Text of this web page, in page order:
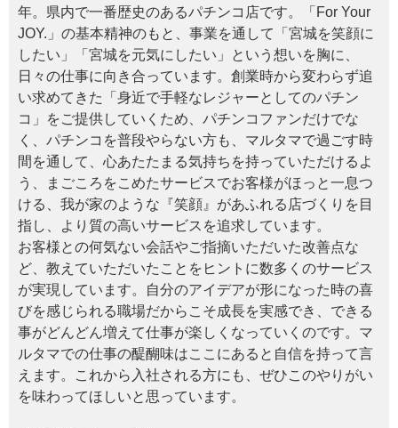
年。県内で一番歴史のあるパチンコ店です。「For Your
JOY.」の基本精神のもと、事業を通して「宮城を笑顔に
したい」「宮城を元気にしたい」という想いを胸に、
日々の仕事に向き合っています。創業時から変わらず追
い求めてきた「身近で手軽なレジャーとしてのパチン
コ」をご提供していくため、パチンコファンだけでな
く、パチンコを普段やらない方も、マルタマで過ごす時
間を通して、心あたたまる気持ちを持っていただけるよ
う、まごころをこめたサービスでお客様がほっと一息つ
ける、我が家のような『笑顔』があふれる店づくりを目
指し、より質の高いサービスを追求しています。
お客様との何気ない会話やご指摘いただいた改善点な
ど、教えていただいたことをヒントに数多くのサービス
が実現しています。自分のアイデアが形になった時の喜
びを感じられる職場だからこそ成長を実感でき、できる
事がどんどん増えて仕事が楽しくなっていくのです。マ
ルタマでの仕事の醍醐味はここにあると自信を持って言
えます。これから入社される方にも、ぜひこのやりがい
を味わってほしいと思っています。